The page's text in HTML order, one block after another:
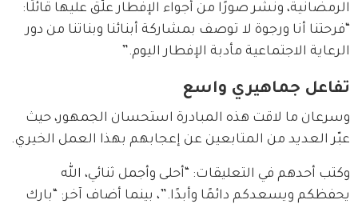
الرمضانية، ونشر صورًا من أجواء الإفطار علّق عليها قائلًا:
“فرحتنا أنا ورجوة لا توصف بمشاركة أبنائنا وبناتنا من دور
الرعاية الاجتماعية مأدبة الإفطار اليوم.”
تفاعل جماهيري واسع
وسرعان ما لاقت هذه المبادرة استحسان الجمهور، حيث
عبّر العديد من المتابعين عن إعجابهم بهذا العمل الخيري.
وكتب أحدهم في التعليقات: “أحلى وأجمل ثنائي، الله
يحفظكم ويسعدكم دائمًا وأبدًا.”، بينما أضاف آخر: “بارك